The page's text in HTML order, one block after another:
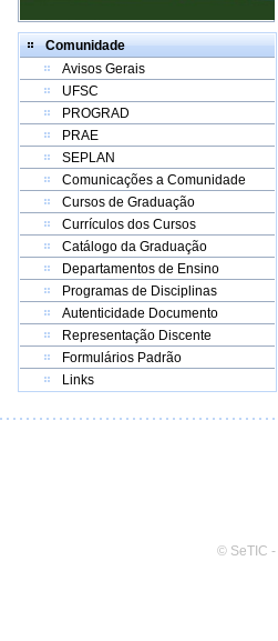
Comunidade
Avisos Gerais
UFSC
PROGRAD
PRAE
SEPLAN
Comunicações a Comunidade
Cursos de Graduação
Currículos dos Cursos
Catálogo da Graduação
Departamentos de Ensino
Programas de Disciplinas
Autenticidade Documento
Representação Discente
Formulários Padrão
Links
© SeTIC